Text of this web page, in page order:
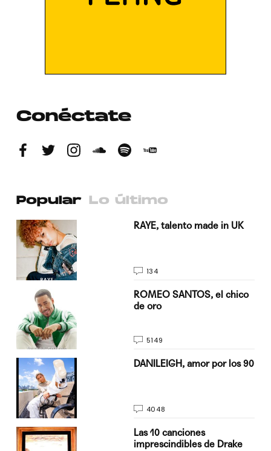
Conéctate
Popular Lo último
RAYE, talento made in UK
134
ROMEO SANTOS, el chico
de oro
5149
DANILEIGH, amor por los 90
4048
Las 10 canciones
imprescindibles de Drake